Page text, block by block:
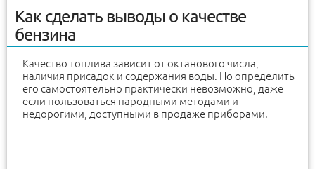
Как сделать выводы о качестве
бензина
Качество топлива зависит от октанового числа,
наличия присадок и содержания воды. Но определить
его самостоятельно практически невозможно, даже
если пользоваться народными методами и
недорогими, доступными в продаже приборами.